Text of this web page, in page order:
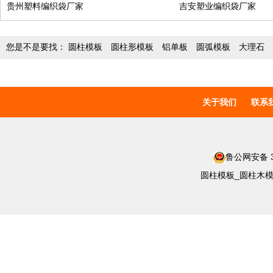
贵州塑料编织袋厂家
吉安塑业编织袋厂家
您是不是要找： 圆柱模板 圆柱形模板 铝单板 圆弧模板 大理石
关于我们 联系
鲁公网安备
圆柱模板_圆柱木